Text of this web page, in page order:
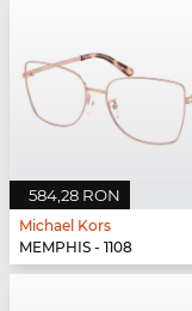
584,28 RON
Michael Kors
MEMPHIS - 1108